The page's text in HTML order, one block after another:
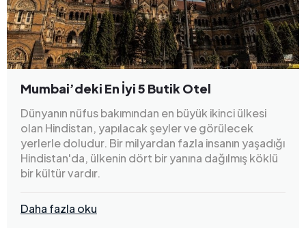
Mumbai’deki En İyi 5 Butik Otel
Dünyanın nüfus bakımından en büyük ikinci ülkesi
olan Hindistan, yapılacak şeyler ve görülecek
yerlerle doludur. Bir milyardan fazla insanın yaşadığı
Hindistan'da, ülkenin dört bir yanına dağılmış köklü
bir kültür vardır.
Daha fazla oku